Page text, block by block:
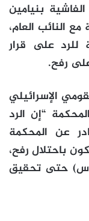
بنيامين
النائب العام،
للرد على قرار
رفح.
الإسرائيلي
“إن الرد
عن المحكمة
باحتلال رفح،
حتى تحقيق